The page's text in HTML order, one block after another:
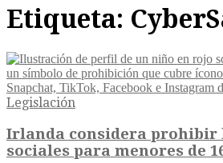
Etiqueta:
Legislación
Irlanda considera prohibir
sociales para menores de